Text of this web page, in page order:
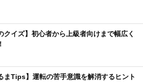
クイズ】初心者から上級者向けまで幅広く
まTips】運転の苦手意識を解消するヒント